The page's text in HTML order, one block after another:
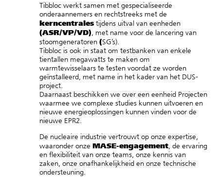
Tibbloc werkt samen met gespecialiseerde
onderaannemers en rechtstreeks met de
kerncentrales tijdens uitval van eenheden
(ASR/VP/VD), met name voor de lancering van
stoomgeneratoren (SG’s).
Tibbloc is ook in staat om testbanken van enkele
tientallen megawatts te maken om
warmtewisselaars te testen voordat ze worden
geïnstalleerd, met name in het kader van het DUS-
project.
Daarnaast beschikken we over een eenheid Projecten
waarmee we complexe studies kunnen uitvoeren en
nieuwe energieoplossingen kunnen vinden voor de
nieuwe EPR2.
De nucleaire industrie vertrouwt op onze expertise,
waaronder onze MASE-engagement, de ervaring
en flexibiliteit van onze teams, onze kennis van
zaken, onze onafhankelijkheid en onze technische
ondersteuning.